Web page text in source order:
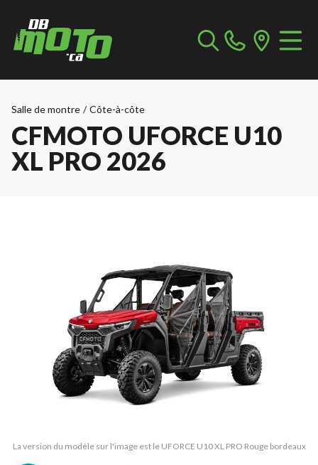
Salle de montre / Côte-à-côte
CFMOTO UFORCE U10
XL PRO 2026
La version du modèle sur l'image est le UFORCE U10 XL PRO Rouge bordeaux